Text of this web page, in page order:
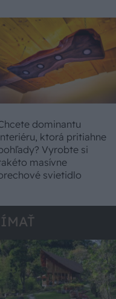
dominantu
ktorá pritiahne
Vyrobte si
masívne
svietidlo